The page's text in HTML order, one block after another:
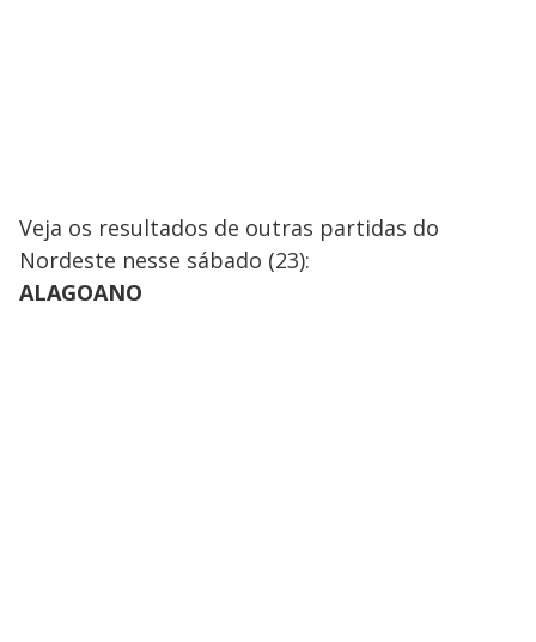
Veja os resultados de outras partidas do
Nordeste nesse sábado (23):
ALAGOANO